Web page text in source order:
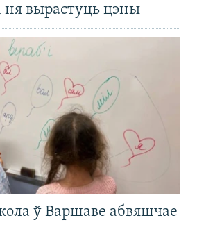
ня вырастуць цэны
ў Варшаве абвяшчае